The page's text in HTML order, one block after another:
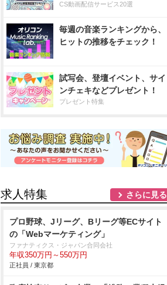
CS動画配信サービス20選
毎週の音楽ランキングから、
ヒットの推移をチェック！
試写会、登壇イベント、サイ
ンチェキなどプレゼント！
プレゼント特集
求人特集 さらに見る
プロ野球、Jリーグ、Bリーグ等ECサイト
の「Webマーケティング」
ファナティクス・ジャパン合同会社
年収350万円～550万円
正社員 / 東京都